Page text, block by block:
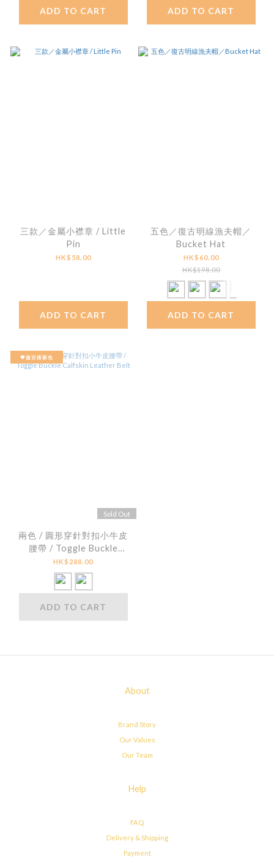
ADD TO CART ADD TO CART
三款／金屬小襟章 / Little
Pin
HK$58.00
ADD TO CART
五色／復古明線漁夫帽／
Bucket Hat
HK$60.00
HK$198.00
ADD TO CART
🤎超百搭新色
Sold Out
兩色 / 圓形穿針對扣小牛皮
腰帶 / Toggle Buckle
Calfskin Leather Belt
HK$288.00
ADD TO CART
About
Brand Story
Our Values
Our Team
Help
FAQ
Delivery & Shipping
Payment